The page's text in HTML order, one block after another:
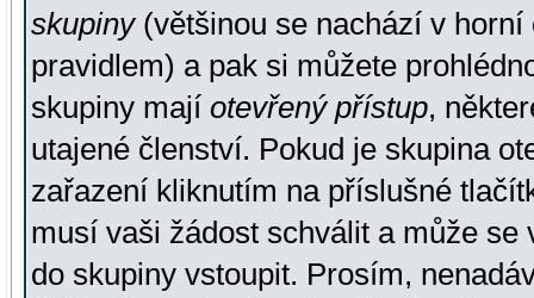
skupiny(většinou se nachází v horní
pravidlem) a pak si můžete
skupiny mají otevřený přístup,
utajené členství. Pokud je skupina
zařazení kliknutím na příslušné
musí vaši žádost schválit a může se
do skupiny vstoupit. Prosím,